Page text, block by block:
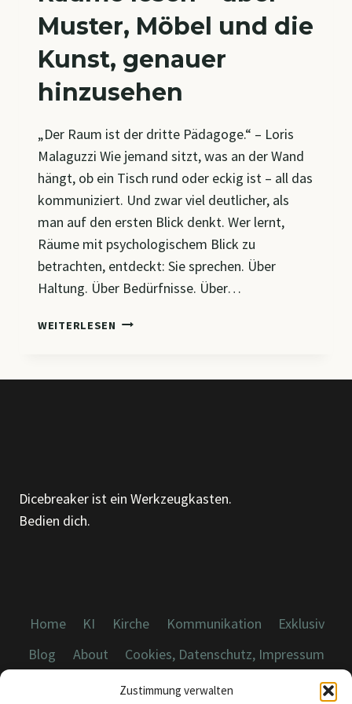
Zustimmung verwalten
Muster, Möbel und die
Kunst, genauer
hinzusehen
„Der Raum ist der dritte Pädagoge.“ – Loris
Malaguzzi Wie jemand sitzt, was an der Wand
hängt, ob ein Tisch rund oder eckig ist – all das
kommuniziert. Und zwar viel deutlicher, als
man auf den ersten Blick denkt. Wer lernt,
Räume mit psychologischem Blick zu
betrachten, entdeckt: Sie sprechen. Über
Haltung. Über Bedürfnisse. Über…
WEITERLESEN RÄUME
HINZUSEHEN
Dicebreaker ist ein Werkzeugkasten.
Bedien dich.
Home KI Kirche Kommunikation
Exklusiv
Blog
About Cookies, Datenschutz, Impressum